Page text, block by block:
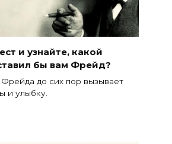
и узнайте, какой
бы вам Фрейд?
до сих пор вызывает
и улыбку.